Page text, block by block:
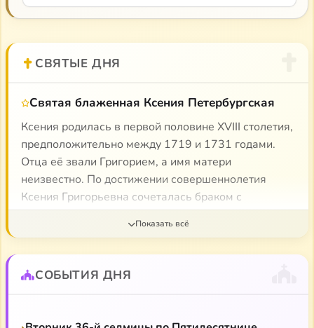
СВЯТЫЕ ДНЯ
Святая блаженная Ксения Петербургская
Ксения родилась в первой половине XVIII столетия,
предположительно между 1719 и 1731 годами.
Отца её звали Григорием, а имя матери
неизвестно. По достижении совершеннолетия
Ксения Григорьевна сочеталась браком с
придворным певчим — Андреем Фёдоровичем
Петровым. Жила с супругом, достигшим чина
находившимся либо в начале улицы, впоследствии
названной по имени её мужа — «Андрея Петрова»
настоящее время находится галерея бутиков
СОБЫТИЯ ДНЯ